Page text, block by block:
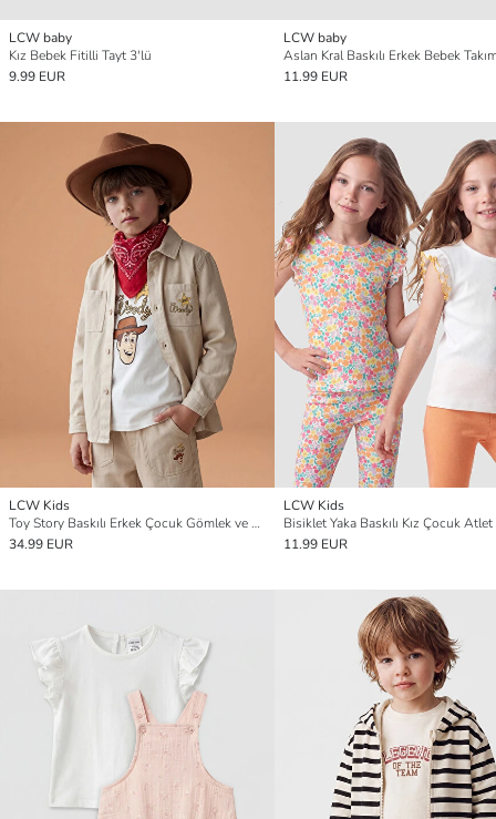
LCW baby
Kız Bebek Fitilli Tayt 3'lü
9.99 EUR
LCW baby
Aslan Kral Baskılı Erkek Bebek
11.99 EUR
LCW Kids
Toy Story Baskılı Erkek Çocuk Gömlek ve Tişört
34.99 EUR
LCW Kids
Bisiklet Yaka Baskılı Kız Çocuk
11.99 EUR